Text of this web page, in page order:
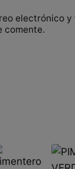
electrónico
comente.